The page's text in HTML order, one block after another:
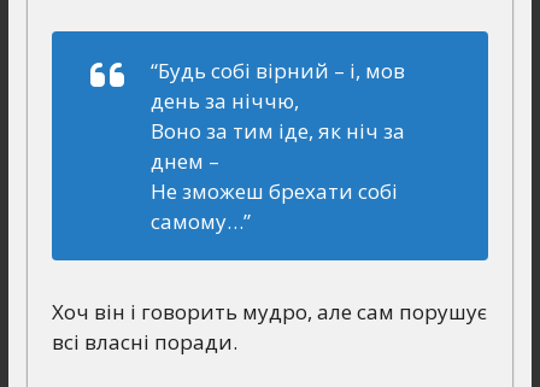
“Будь собі вірний – і, мов
день за ніччю,
Воно за тим іде, як ніч за
днем –
Не зможеш брехати собі
самому…”
Хоч він і говорить мудро, але сам порушує
всі власні поради.